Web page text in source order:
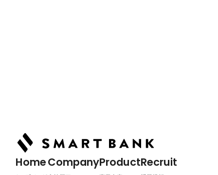
HomeCompanyProductRecruit